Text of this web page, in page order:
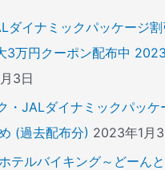
ダイナミックパッケージ
3万円クーポン配布中
3日
・JALダイナミックパッケ
(過去配布分) 2023年1月
テルバイキング～どーん